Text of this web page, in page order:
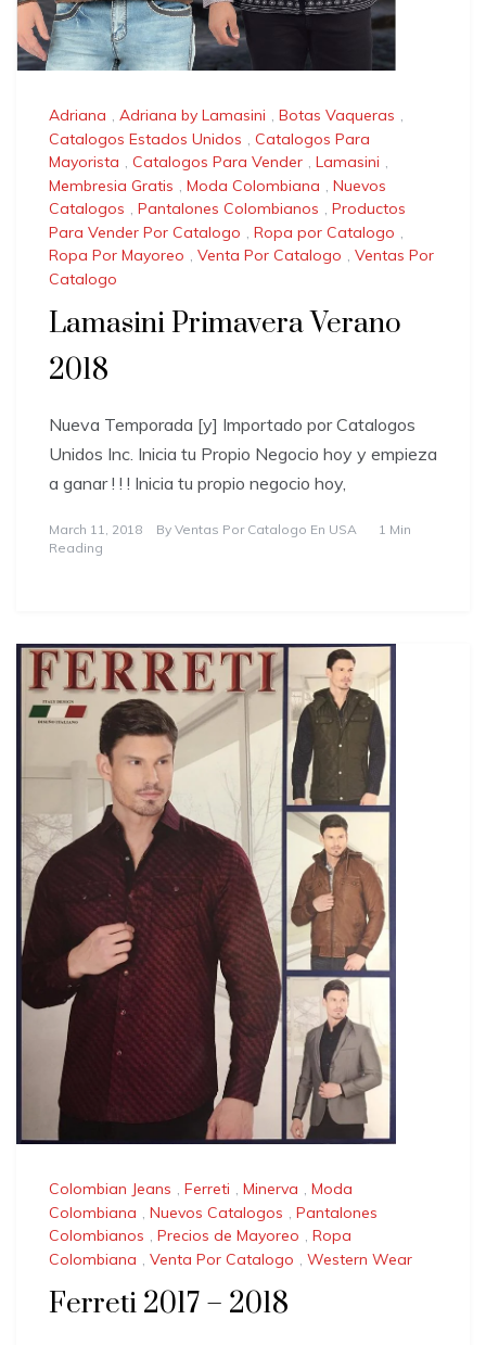
Adriana , Adriana by Lamasini , Botas Vaqueras ,
Catalogos Estados Unidos , Catalogos Para
Mayorista , Catalogos Para Vender , Lamasini ,
Membresia Gratis , Moda Colombiana , Nuevos
Catalogos , Pantalones Colombianos , Productos
Para Vender Por Catalogo , Ropa por Catalogo ,
Ropa Por Mayoreo , Venta Por Catalogo , Ventas Por
Catalogo
Lamasini Primavera Verano
2018
Nueva Temporada [y] Importado por Catalogos
Unidos Inc. Inicia tu Propio Negocio hoy y empieza
a ganar ! ! ! Inicia tu propio negocio hoy,
March 11, 2018 By Ventas Por Catalogo En USA
1 Min
Reading
Colombian Jeans , Ferreti , Minerva , Moda
Colombiana , Nuevos Catalogos , Pantalones
Colombianos , Precios de Mayoreo , Ropa
Colombiana , Venta Por Catalogo , Western Wear
Ferreti 2017 – 2018